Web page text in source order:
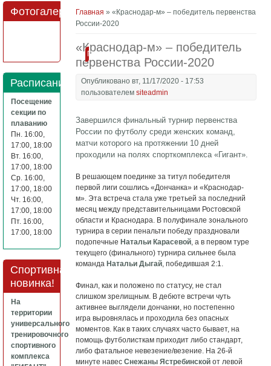
Вы здесь
Главная » «Краснодар-м» – победитель первенства
России-2020
«Краснодар-м» – победитель
первенства России-2020
Опубликовано вт, 11/17/2020 - 17:53
пользователемsiteadmin
Завершился финальный турнир первенства
России по футболу среди женских команд,
матчи которого на протяжении 10 дней
проходили на полях спорткомплекса «Гигант».
В решающем поединке за титул победителя
первой лиги сошлись «Дончанка» и «Краснодар-
м». Эта встреча стала уже третьей за последний
месяц между представительницами Ростовской
области и Краснодара. В полуфинале зонального
турнира в серии пенальти победу праздновали
подопечные Натальи Карасевой, а в первом туре
текущего (финального) турнира сильнее была
команда Натальи Дыгай, победившая 2:1.
Финал, как и положено по статусу, не стал
слишком зрелищным. В дебюте встречи чуть
активнее выглядели дончанки, но постепенно
игра выровнялась и проходила без опасных
моментов. Как в таких случаях часто бывает, на
помощь футболисткам приходит либо стандарт,
либо фатальное невезение/везение. На 26-й
минуте навесСнежаны Ястребинской от левой
Фотогалерея
Подробнее
Расписание
Посещение
секции по
плаванию
Пн. 16:00,
17:00, 18:00
Вт. 16:00,
17:00, 18:00
Ср. 16:00,
17:00, 18:00
Чт. 16:00,
17:00, 18:00
Пт. 16:00,
17:00, 18:00
Спортивная
новинка!
На
территории
универсального
тренировочного
спортивного
комплекса